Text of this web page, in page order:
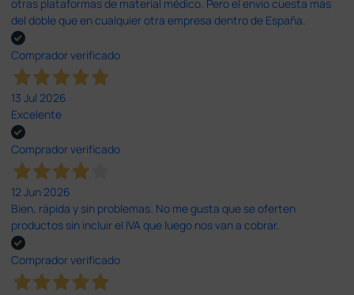
otras plataformas de material médico. Pero el envío cuesta más
del doble que en cualquier otra empresa dentro de España.
Comprador verificado
13 Jul 2026
Excelente
Comprador verificado
12 Jun 2026
Bien, rápida y sin problemas. No me gusta que se oferten
productos sin incluir el IVA que luego nos van a cobrar.
Comprador verificado